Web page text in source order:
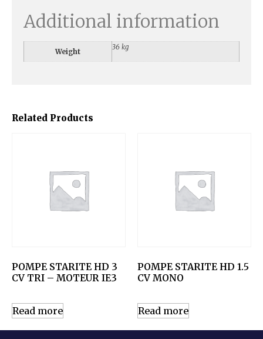
Related Products
POMPE STARITE HD 3
CV TRI – MOTEUR IE3
Read more
POMPE STARITE HD 1.5
CV MONO
Read more
Additional information
Weight
36 kg